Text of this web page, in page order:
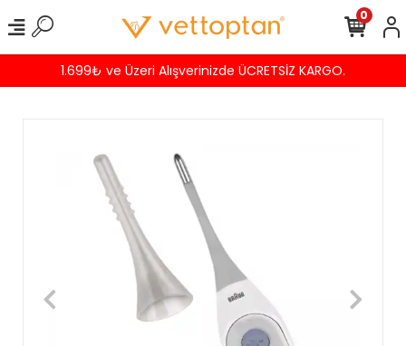
1.699₺ ve Üzeri Alışverinizde ÜCRETSİZ KARGO.
0